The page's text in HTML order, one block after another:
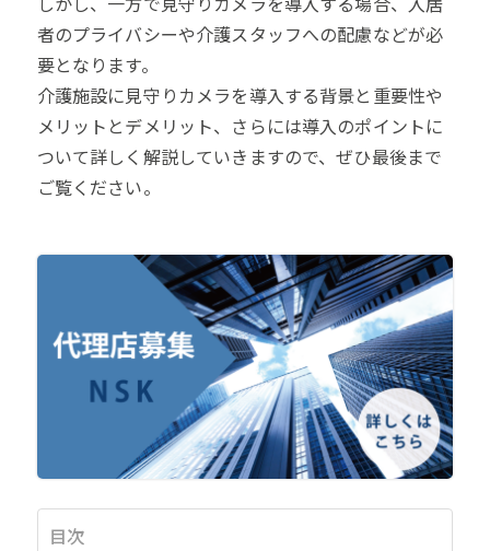
者のプライバシーや介護スタッフへの配慮などが必
要となります。
介護施設に見守りカメラを導入する背景と重要性や
メリットとデメリット、さらには導入のポイントに
ついて詳しく解説していきますので、ぜひ最後まで
ご覧ください。
目次